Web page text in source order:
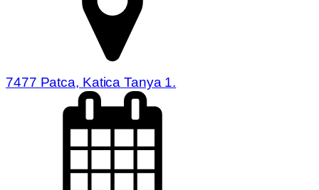
7477 Patca, Katica Tanya 1.